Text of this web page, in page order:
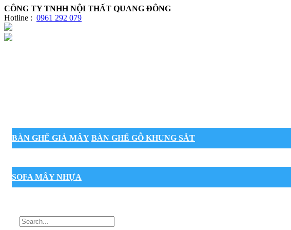
CÔNG TY TNHH NỘI THẤT QUANG ĐÔNG
Hotline : 0961 292 079
BÀN GHẾ GIẢ MÂY BÀN GHẾ GỖ KHUNG SẮT
SOFA MÂY NHỰA